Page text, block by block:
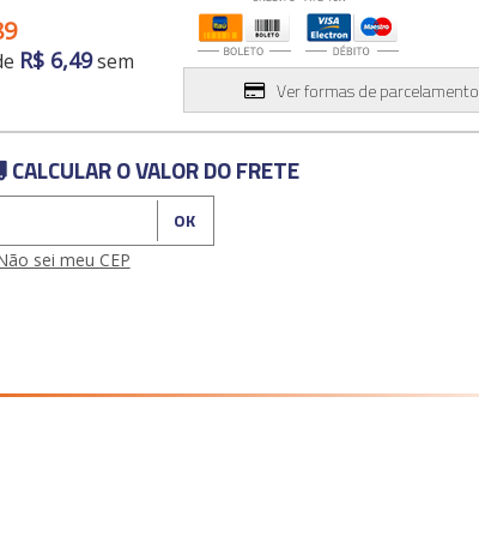
R$ 6,49sem
Ver formas de parcelamento
CALCULAR O VALOR DO FRETE
sei meu CEP